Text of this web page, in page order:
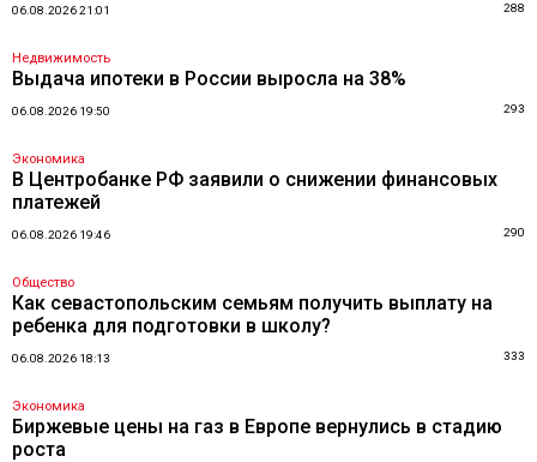
06.08.2026 21:01 288
Недвижимость
Выдача ипотеки в России выросла на 38%
06.08.2026 19:50 293
Экономика
В Центробанке РФ заявили о снижении финансовых
платежей
06.08.2026 19:46 290
Общество
Как севастопольским семьям получить выплату на
ребенка для подготовки в школу?
06.08.2026 18:13 333
Экономика
Биржевые цены на газ в Европе вернулись в стадию
роста